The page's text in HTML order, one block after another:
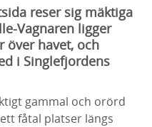
reser sig mäktiga
Vagnaren ligger
över havet, och
i Singlefjordens
gammal och orörd
fåtal platser längs